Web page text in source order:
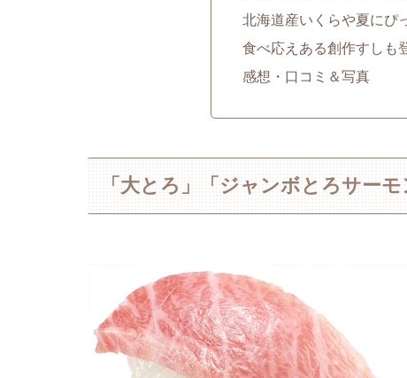
北海道産いくらや夏にぴ
食べ応えある創作すしも
感想・口コミ＆写真
「大とろ」「ジャンボとろサー